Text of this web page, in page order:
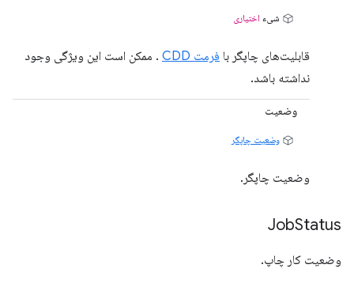
شیء اختیاری
قابلیت‌های چاپگر با فرمت CDD
. ممکن است این ویژگی وجود
نداشته باشد.
وضعیت
وضعیت چاپگر
وضعیت چاپگر.
JobStatus
وضعیت کار چاپ.